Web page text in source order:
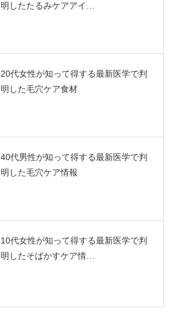
明したたるみケアアイ…
20代女性が知って得する最新医学で判
明した毛穴ケア食材
40代男性が知って得する最新医学で判
明した毛穴ケア情報
10代女性が知って得する最新医学で判
明したそばかすケア情…